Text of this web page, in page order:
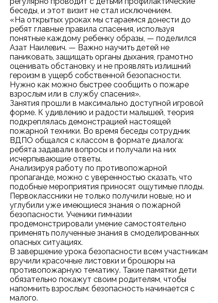
беседы, и этот визит не стал исключением.
«На открытых уроках мы стараемся донести до
ребят главные правила спасения, используя
понятные каждому ребенку образы, — поделился
Азат Наилевич. — Важно научить детей не
паниковать, защищать органы дыхания, грамотно
оценивать обстановку и не проявлять излишний
героизм в ущерб собственной безопасности.
Нужно как можно быстрее сообщить о пожаре
взрослым или в службу спасения».
Занятия прошли в максимально доступной игровой
форме. К удивлению и радости малышей, теория
подкреплялась демонстрацией настоящей
пожарной техники. Во время беседы сотрудник
ВДПО общался с классом в формате диалога:
ребята задавали вопросы и получали на них
исчерпывающие ответы.
Анализируя работу по противопожарной
пропаганде, можно с уверенностью сказать, что
подобные мероприятия приносят ощутимые плоды.
Первоклассники не только получили новые, но и
углубили уже имеющиеся знания о пожарной
безопасности. Ученики гимназии
продемонстрировали умение самостоятельно
применять полученные знания в смоделированных
опасных ситуациях.
В завершение урока безопасности всем участникам
вручили красочные листовки и брошюры на
противопожарную тематику. Такие памятки дети
обязательно покажут своим родителям, чтобы
напомнить взрослым: безопасность начинается с
малого.